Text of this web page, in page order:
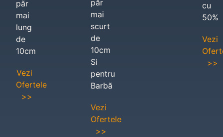
păr
mai
lung
de
10cm
Vezi
Ofertele
>>
păr
mai
scurt
de
10cm
Si
pentru
Barbă
Vezi
Ofertele
>>
cu
50%
Vezi
>>